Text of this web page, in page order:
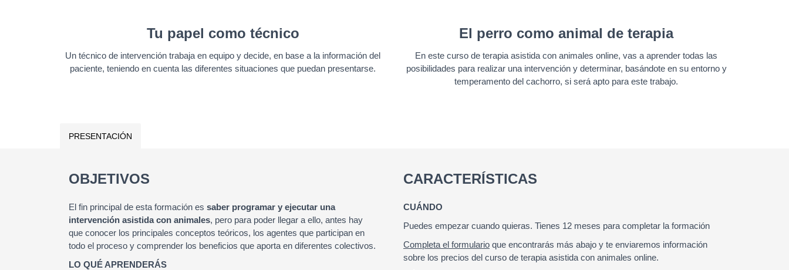
Tu papel como técnico
Un técnico de intervención trabaja en equipo y decide, en base a la información del
paciente, teniendo en cuenta las diferentes situaciones que puedan presentarse.
El perro como animal de terapia
En este curso de terapia asistida con animales online, vas a aprender todas las
posibilidades para realizar una intervención y determinar, basándote en su entorno y
temperamento del cachorro, si será apto para este trabajo.
PRESENTACIÓN
OBJETIVOS
El fin principal de esta formación es saber programar y ejecutar una
intervención asistida con animales, pero para poder llegar a ello, antes hay
que conocer los principales conceptos teóricos, los agentes que participan en
todo el proceso y comprender los beneficios que aporta en diferentes colectivos.
LO QUÉ APRENDERÁS
CARACTERÍSTICAS
CUÁNDO
Puedes empezar cuando quieras. Tienes 12 meses para completar la formación
Completa el formulario que encontrarás más abajo y te enviaremos información
sobre los precios del curso de terapia asistida con animales online.